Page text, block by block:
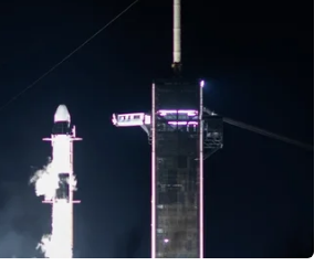
xã hội này.